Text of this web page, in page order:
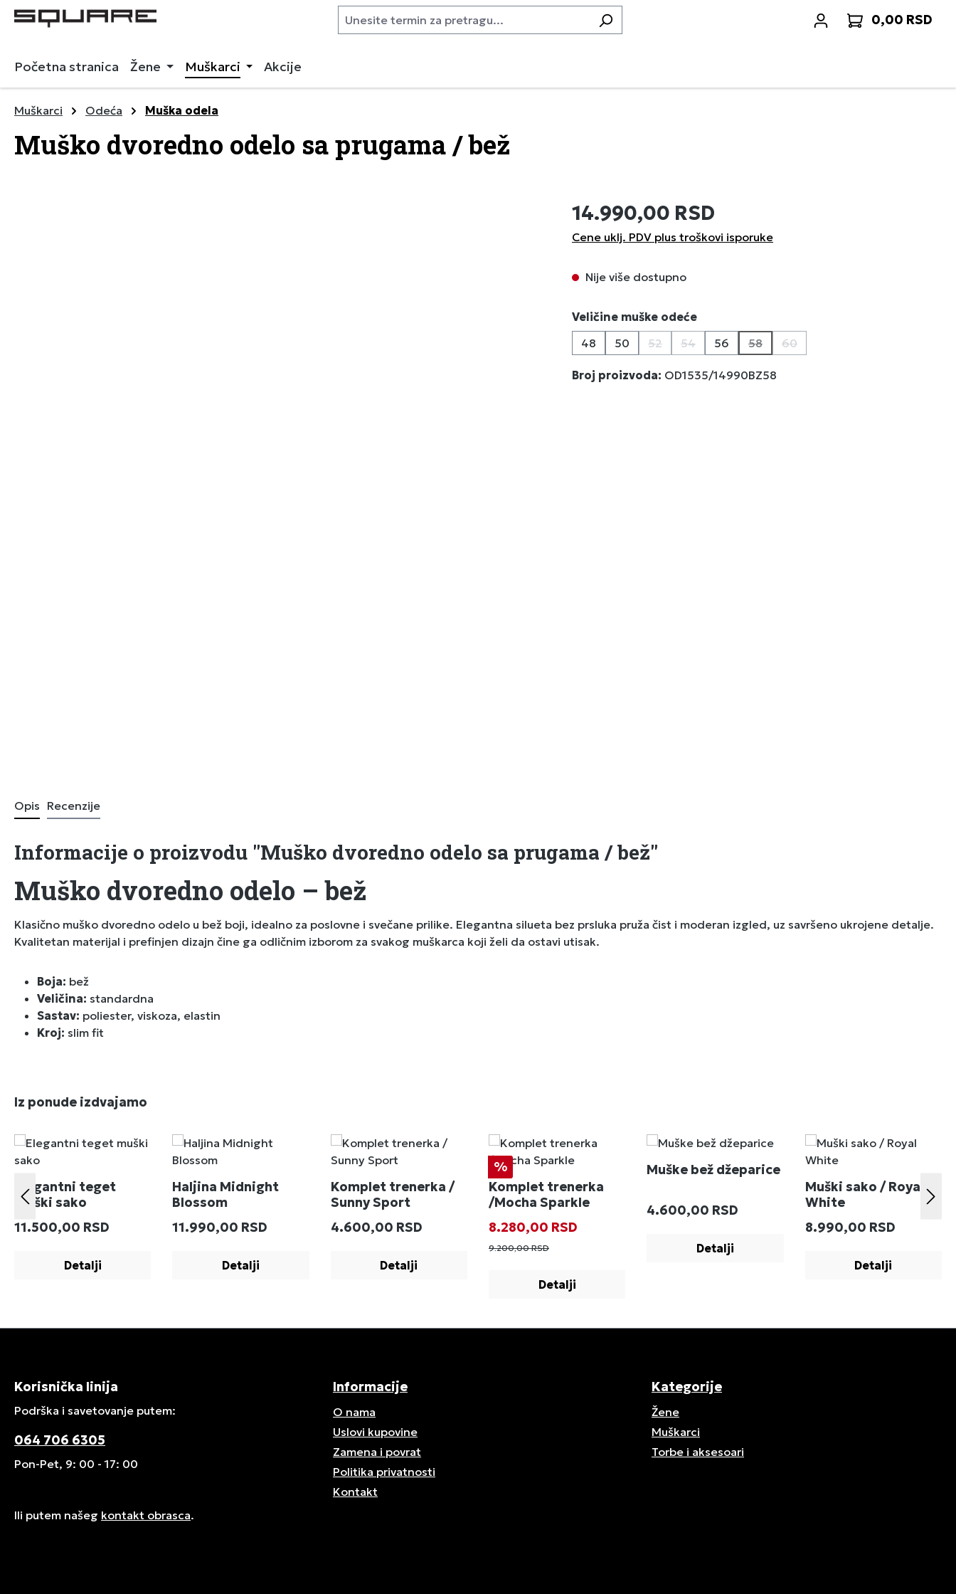
Preskoči na glavnu navigaciju 0,00 RSD
Početna stranica Žene Muškarci Akcije
Muškarci Odeća Muška odela
Muško dvoredno odelo sa prugama / bež
14.990,00 RSD
Cene uklj. PDV plus troškovi isporuke
Nije više dostupno
Izaberi
Veličine muške odeće
48
50 52
(Ova opcija trenutno nije dostupna.)
54
(Ova opcija trenutno nije dostupna.)
56 58
(Ova opcija trenutno nije dostupna.)
60
(Ova opcija trenutno nije
Broj proizvoda: OD1535/14990BZ58
Opis Recenzije
Informacije o proizvodu "Muško dvoredno odelo sa prugama / bež"
Muško dvoredno odelo – bež
Klasično muško dvoredno odelo u bež boji, idealno za poslovne i svečane prilike. Elegantna silueta bez prsluka pruža čist i moderan izgled, uz savršeno ukrojene detalje.
Kvalitetan materijal i prefinjen dizajn čine ga odličnim izborom za svakog muškarca koji želi da ostavi utisak.
Boja: bež
Veličina: standardna
Sastav: poliester, viskoza, elastin
Kroj: slim fit
Preskoči galeriju proizvoda
Iz ponude izdvajamo
Elegantni teget
muški sako
Redovna cena:
11.500,00 RSD
Detalji
Haljina Midnight
Blossom
Redovna cena:
11.990,00 RSD
Detalji
Komplet trenerka /
Sunny Sport
Redovna cena:
4.600,00 RSD
Detalji
Popust
%
Komplet trenerka
/Mocha Sparkle
Prodajna cena:
8.280,00 RSD
9.200,00 RSD
Detalji
Muške bež džeparice
Redovna cena:
4.600,00 RSD
Detalji
Muški sako / Royal
White
Redovna cena:
8.990,00 RSD
Detalji
Korisnička linija
Podrška i savetovanje putem:
064 706 6305
Pon-Pet, 9: 00 - 17: 00
Ili putem našeg kontakt obrasca.
Informacije
O nama
Uslovi kupovine
Zamena i povrat
Politika privatnosti
Kontakt
Kategorije
Žene
Muškarci
Torbe i aksesoari